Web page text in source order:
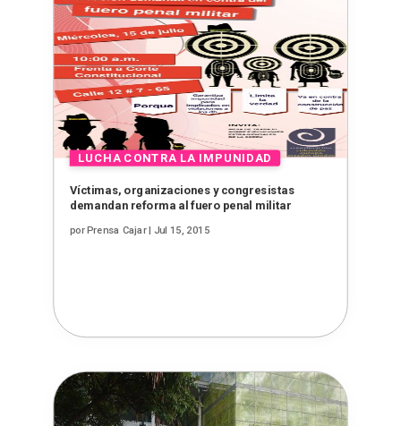
Víctimas, organizaciones y congresistas
demandan reforma al fuero penal militar
porPrensa Cajar| Jul 15, 2015